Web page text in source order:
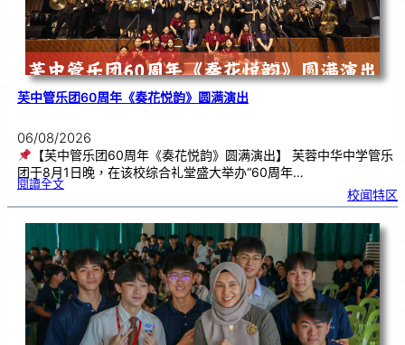
芙中管乐团60周年《奏花悦韵》圆满演出
06/08/2026
【芙中管乐团60周年《奏花悦韵》圆满演出】 芙蓉中华中学管乐
团于8月1日晚，在该校综合礼堂盛大举办“60周年…
閱讀全文:芙
乐
6
0
《
奏
花
悦
韵
》
圆
满
演
出
校闻特区